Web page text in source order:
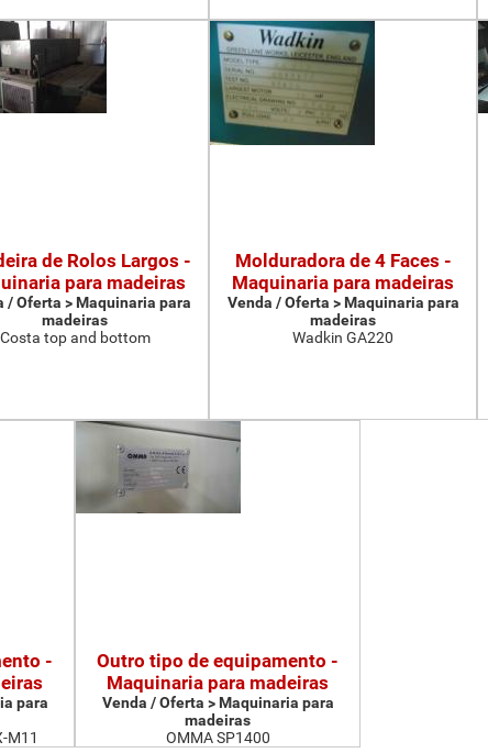
de Rolos Largos -
para madeiras
/ Oferta > Maquinaria para
madeiras
Costa top and bottom
Molduradora de 4 Faces -
Maquinaria para madeiras
Venda / Oferta > Maquinaria para
madeiras
Wadkin GA220
-
para
M11
Outro tipo de equipamento -
Maquinaria para madeiras
Venda / Oferta > Maquinaria para
madeiras
OMMA SP1400